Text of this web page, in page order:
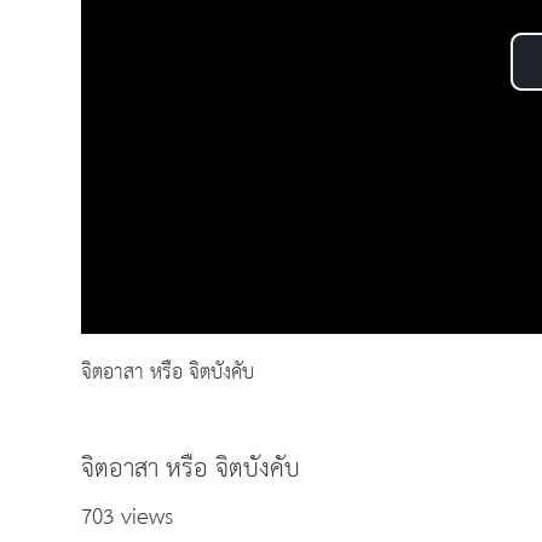
จิตอาสา หรือ จิตบังคับ
จิตอาสา หรือ จิตบังคับ
703 views